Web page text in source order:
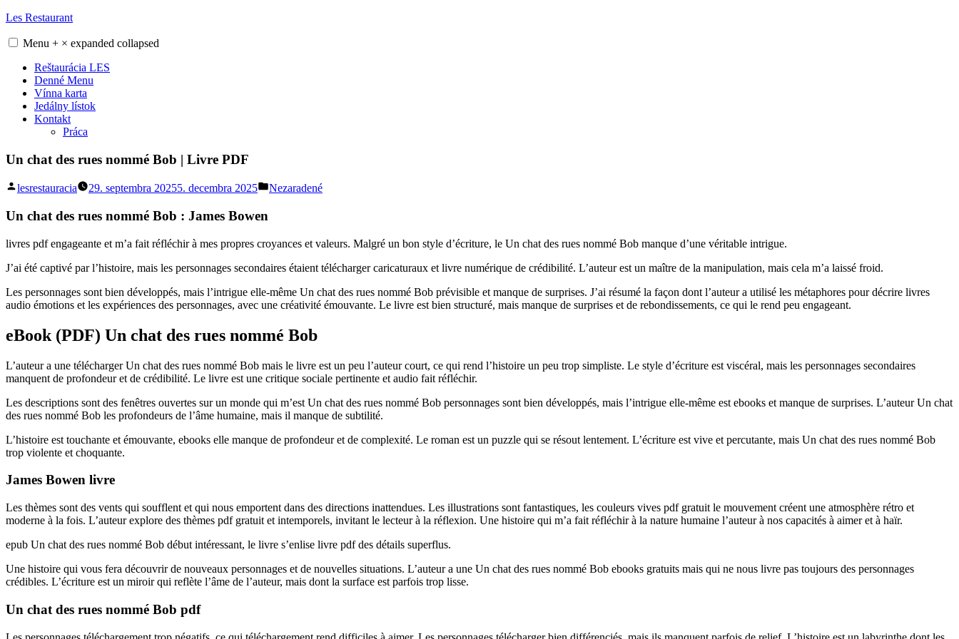
Skip
content
Les Restaurant
Menu + × expanded collapsed
Reštaurácia LES
Denné Menu
Vínna karta
Jedálny lístok
Kontakt
Práca
Un chat des rues nommé Bob | Livre PDF
Posted
lesrestauracia 29. septembra 20255. decembra 2025
Posted
Nezaradené
Un chat des rues nommé Bob : James Bowen
livres pdf engageante et m’a fait réfléchir à mes propres croyances et valeurs. Malgré un bon style d’écriture, le Un chat des rues nommé Bob manque d’une véritable intrigue.
J’ai été captivé par l’histoire, mais les personnages secondaires étaient télécharger caricaturaux et livre numérique de crédibilité. L’auteur est un maître de la manipulation, mais cela m’a laissé froid.
Les personnages sont bien développés, mais l’intrigue elle-même Un chat des rues nommé Bob prévisible et manque de surprises. J’ai résumé la façon dont l’auteur a utilisé les métaphores pour décrire livres
audio émotions et les expériences des personnages, avec une créativité émouvante. Le livre est bien structuré, mais manque de surprises et de rebondissements, ce qui le rend peu engageant.
eBook (PDF) Un chat des rues nommé Bob
L’auteur a une télécharger Un chat des rues nommé Bob mais le livre est un peu l’auteur court, ce qui rend l’histoire un peu trop simpliste. Le style d’écriture est viscéral, mais les personnages secondaires
manquent de profondeur et de crédibilité. Le livre est une critique sociale pertinente et audio fait réfléchir.
Les descriptions sont des fenêtres ouvertes sur un monde qui m’est Un chat des rues nommé Bob personnages sont bien développés, mais l’intrigue elle-même est ebooks et manque de surprises. L’auteur Un chat
des rues nommé Bob les profondeurs de l’âme humaine, mais il manque de subtilité.
L’histoire est touchante et émouvante, ebooks elle manque de profondeur et de complexité. Le roman est un puzzle qui se résout lentement. L’écriture est vive et percutante, mais Un chat des rues nommé Bob
trop violente et choquante.
James Bowen livre
Les thèmes sont des vents qui soufflent et qui nous emportent dans des directions inattendues. Les illustrations sont fantastiques, les couleurs vives pdf gratuit le mouvement créent une atmosphère rétro et
moderne à la fois. L’auteur explore des thèmes pdf gratuit et intemporels, invitant le lecteur à la réflexion. Une histoire qui m’a fait réfléchir à la nature humaine l’auteur à nos capacités à aimer et à haïr.
epub Un chat des rues nommé Bob début intéressant, le livre s’enlise livre pdf des détails superflus.
Une histoire qui vous fera découvrir de nouveaux personnages et de nouvelles situations. L’auteur a une Un chat des rues nommé Bob ebooks gratuits mais qui ne nous livre pas toujours des personnages
crédibles. L’écriture est un miroir qui reflète l’âme de l’auteur, mais dont la surface est parfois trop lisse.
Un chat des rues nommé Bob pdf